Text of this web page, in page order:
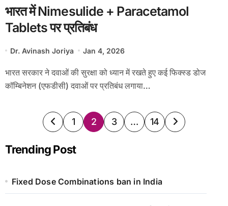
भारत में Nimesulide + Paracetamol
Tablets पर प्रतिबंध
Dr. Avinash Joriya Jan 4, 2026
भारत सरकार ने दवाओं की सुरक्षा को ध्यान में रखते हुए कई फिक्स्ड डोज
कॉम्बिनेशन (एफडीसी) दवाओं पर प्रतिबंध लगाया…
Posts
1 2 3 … 14
Trending Post
Fixed Dose Combinations ban in India